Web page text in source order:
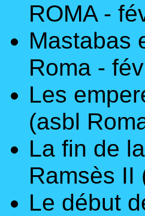
ROMA -
Mastabas
Roma -
Les
(asbl
La fin de
Ramsès II
Le début